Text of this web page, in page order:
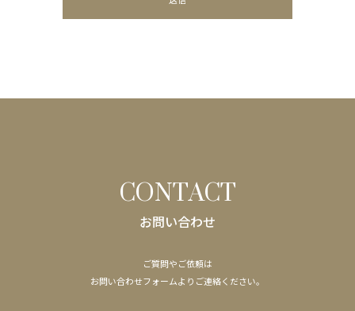
CONTACT
お問い合わせ
ご質問やご依頼は
​​​​​​​お問い合わせフォームよりご連絡ください。